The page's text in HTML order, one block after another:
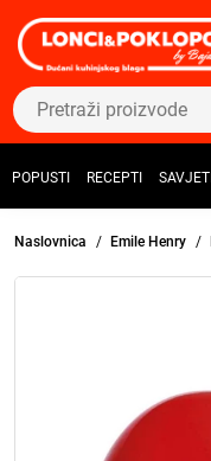
POPUSTI RECEPTI SAVJETI
Naslovnica Emile Henry